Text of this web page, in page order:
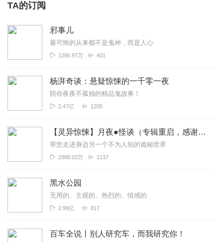
TA的订阅
邪事儿
最可怖的从来都不是鬼神，而是人心
1286.97万 401
杨湃奇谈：悬疑惊悚的一千零一夜
陪你夜夜不孤独的精品鬼故事！
2.47亿 1205
【灵异惊悚】月夜●怪谈（专辑重启，感谢霸唱老师）
带您走进身边另一个不为人知的诡秘世界
2988.03万 1137
黑水公园
无用的、主观的、热烈的、情感的
2.99亿 817
百车全说丨别人研究车，而我研究你！